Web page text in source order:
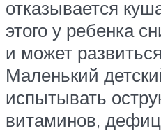
отказывается
этого у ребенка
и может
Маленький
испытывать
витаминов,